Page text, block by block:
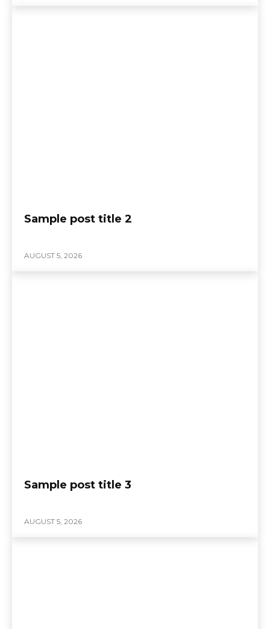
Sample post title 2
AUGUST 5, 2026
Sample post title 3
AUGUST 5, 2026